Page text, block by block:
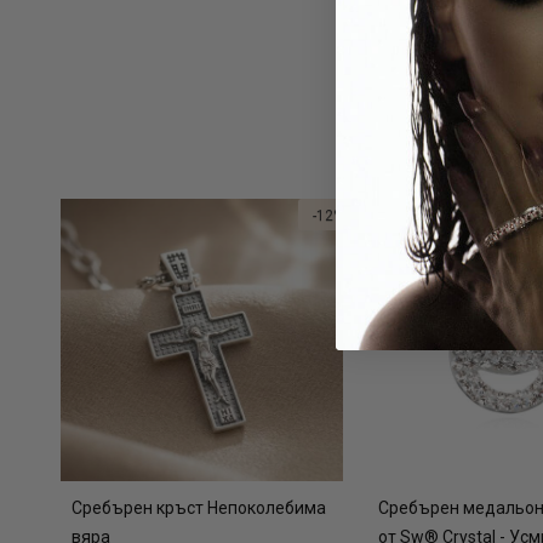
Сребърен кръст Непоколебима
вяра
-12%
Сребърен медальон
от Sw® Crystal -